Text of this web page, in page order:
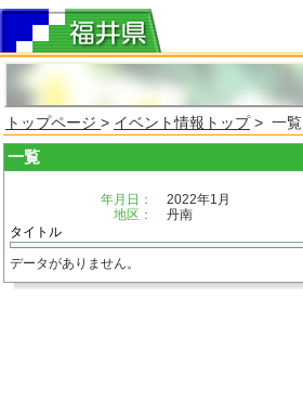
トップページ > イベント情報トップ> 一覧
一覧
年月日：
2022年1月
地区：
丹南
タイトル
データがありません。